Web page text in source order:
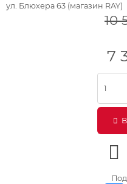
ул. Блюхера 63 (магазин RAY)
10
7